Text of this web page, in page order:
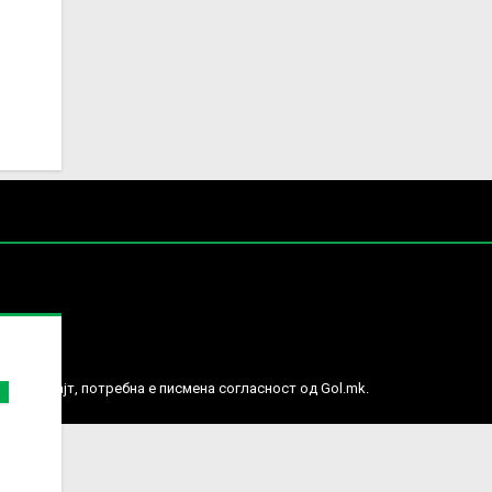
веб сајт, потребна е писмена согласност од Gol.mk.